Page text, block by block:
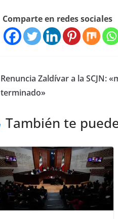
Comparte en redes sociales
Renuncia Zaldívar a la SCJN:
terminado»
También te